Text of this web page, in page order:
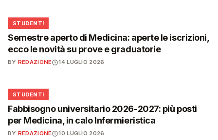
🎓
STUDENTI
Semestre aperto di Medicina: aperte le iscrizioni,
ecco le novità su prove e graduatorie
BY REDAZIONE 14 LUGLIO 2026
🎓
STUDENTI
Fabbisogno universitario 2026-2027: più posti
per Medicina, in calo Infermieristica
BY REDAZIONE 10 LUGLIO 2026